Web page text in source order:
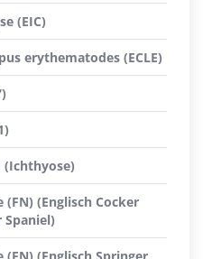
(EIC)
erythematodes (ECLE)
(Ichthyose)
(Englisch Cocker
Spaniel)